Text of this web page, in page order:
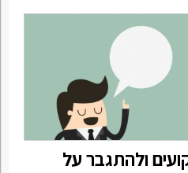
ולהתגבר על